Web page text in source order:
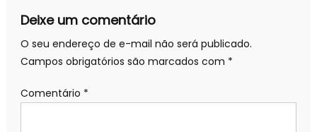
Deixe um comentário
O seu endereço de e-mail não será publicado.
Campos obrigatórios são marcados com *
Comentário *